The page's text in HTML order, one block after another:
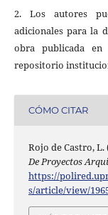
2. Los autores
adicionales para la
obra publicada
repositorio
CÓMO CITAR
Rojo de Castro, L.
De Proyectos
https://
s/article/view/